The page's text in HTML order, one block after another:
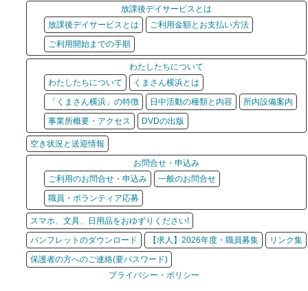
放課後デイサービスとは
放課後デイサービスとは
ご利用金額とお支払い方法
ご利用開始までの手順
わたしたちについて
わたしたちについて
くまさん横浜とは
「くまさん横浜」の特徴
日中活動の種類と内容
所内設備案内
事業所概要・アクセス
DVDの出版
空き状況と送迎情報
お問合せ・申込み
ご利用のお問合せ・申込み
一般のお問合せ
職員・ボランティア応募
スマホ、文具、日用品をおゆずりください!
パンフレットのダウンロード
【求人】2026年度・職員募集
リンク集
保護者の方へのご連絡(要パスワード)
プライバシー・ポリシー